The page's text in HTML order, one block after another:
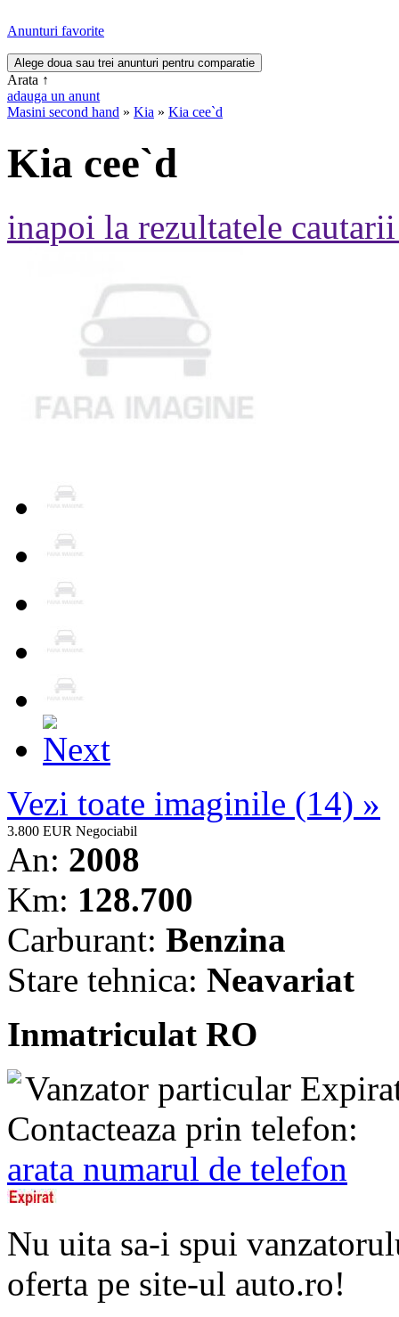
Anunturi favorite
Arata ↑
adauga un anunt
Masini second hand » Kia » Kia cee`d
Kia cee`d
inapoi la rezultatele
Vezi toate imaginile (14) »
3.800 EUR Negociabil
An: 2008
Km: 128.700
Carburant: Benzina
Stare tehnica: Neavariat
Inmatriculat RO
Vanzator particular
Contacteaza prin telefon:
arata numarul de telefon
Nu uita sa-i spui
oferta pe site-ul auto.ro!